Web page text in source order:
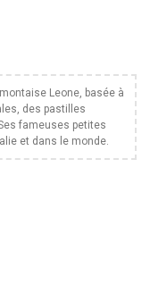
Leone, basée à
des pastilles
fameuses petites
et dans le monde.